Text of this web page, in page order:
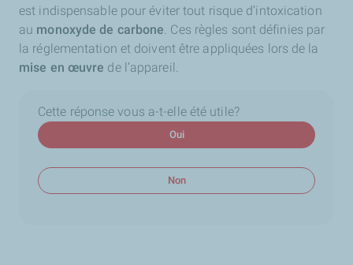
est indispensable pour éviter tout risque d’intoxication
au monoxyde de carbone. Ces règles sont définies par
la réglementation et doivent être appliquées lors de la
mise en œuvre de l’appareil.
Cette réponse vous a-t-elle été utile?
Oui
Non